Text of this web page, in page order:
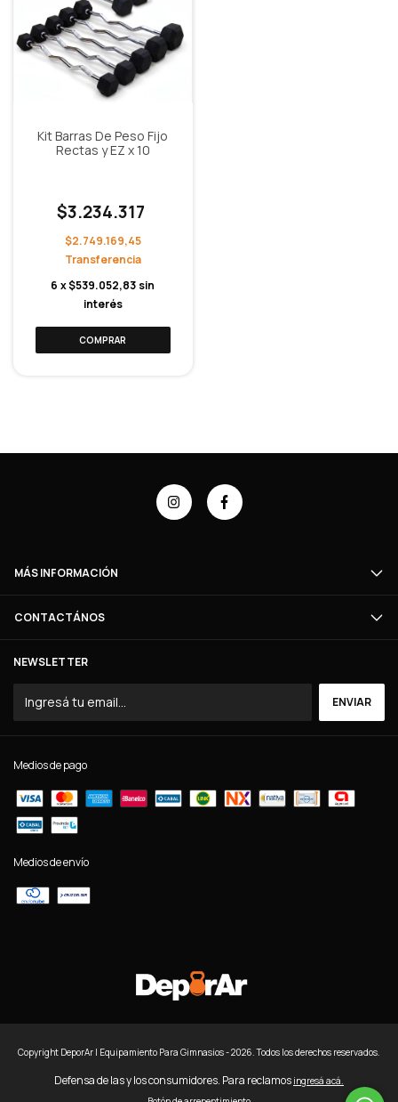
Kit Barras De Peso Fijo
Rectas y EZ x 10
$3.234.317
$2.749.169,45
6 x$539.052,83 sin
interés
MÁS INFORMACIÓN
CONTACTÁNOS
NEWSLETTER
Medios de pago
Medios de envío
Copyright DeporAr | Equipamiento Para Gimnasios - 2026. Todos los derechos reservados.
Defensa de las y los consumidores. Para reclamos ingresá acá.